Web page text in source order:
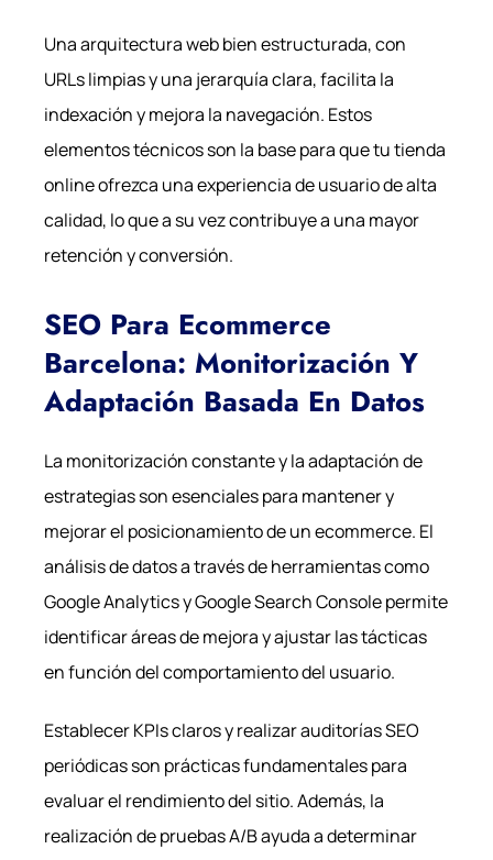
Una arquitectura web bien estructurada, con
URLs limpias y una jerarquía clara, facilita la
indexación y mejora la navegación. Estos
elementos técnicos son la base para que tu tienda
online ofrezca una experiencia de usuario de alta
calidad, lo que a su vez contribuye a una mayor
retención y conversión.
SEO Para Ecommerce
Barcelona: Monitorización Y
Adaptación Basada En Datos
La monitorización constante y la adaptación de
estrategias son esenciales para mantener y
mejorar el posicionamiento de un ecommerce. El
análisis de datos a través de herramientas como
Google Analytics y Google Search Console permite
identificar áreas de mejora y ajustar las tácticas
en función del comportamiento del usuario.
Establecer KPIs claros y realizar auditorías SEO
periódicas son prácticas fundamentales para
evaluar el rendimiento del sitio. Además, la
realización de pruebas A/B ayuda a determinar